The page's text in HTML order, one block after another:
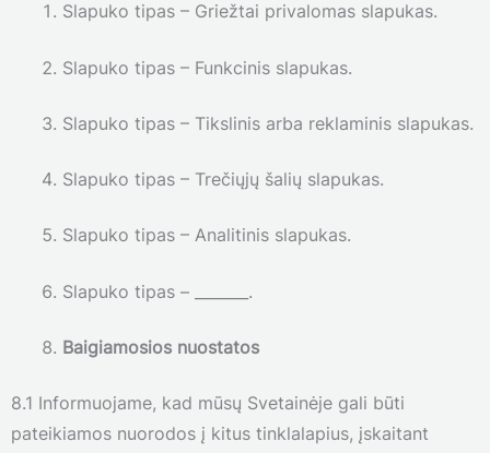
Slapuko tipas – Griežtai privalomas slapukas.
Slapuko tipas – Funkcinis slapukas.
Slapuko tipas – Tikslinis arba reklaminis slapukas.
Slapuko tipas – Trečiųjų šalių slapukas.
Slapuko tipas – Analitinis slapukas.
Slapuko tipas – _______.
Baigiamosios nuostatos
8.1 Informuojame, kad mūsų Svetainėje gali būti
pateikiamos nuorodos į kitus tinklalapius, įskaitant